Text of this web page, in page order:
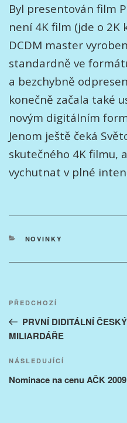
Byl presentován film
není 4K film (jde o 2K
DCDM master
standardně ve
a bezchybně
konečně začala také
novým digitálním
Jenom ještě čeká
skutečného 4K filmu,
vychutnat v plné
RUBRIKY
NOVINKY
příspěvek
Předchozí
příspěvek
PŘEDCHOZÍ
PRVNÍ DIDITÁLNÍ
MILIARDÁŘE
Následující
příspěvek
NÁSLEDUJÍCÍ
Nominace na cenu AČK 2009